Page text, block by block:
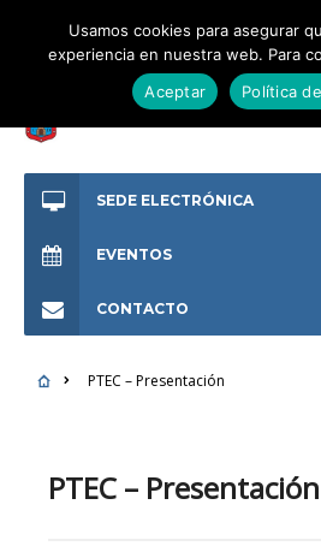
SEDE ELECTRÓNICA
EVENTOS
CONTACTO
PTEC – Presentación
PTEC – Presentación
Usamos cookies para asegurar
experiencia en nuestra web. Para
Aceptar
Política